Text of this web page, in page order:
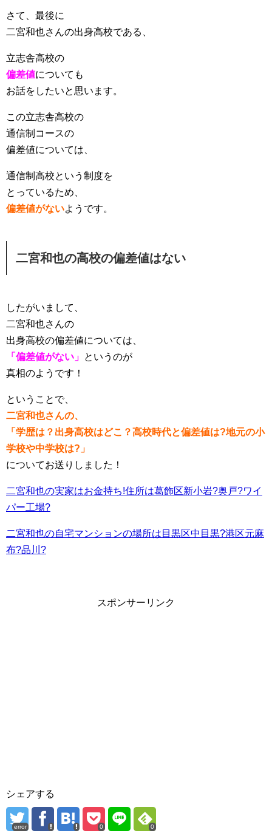
さて、最後に
二宮和也さんの出身高校である、
立志舎高校の
偏差値についても
お話をしたいと思います。
この立志舎高校の
通信制コースの
偏差値については、
通信制高校という制度を
とっているため、
偏差値がないようです。
二宮和也の高校の偏差値はない
したがいまして、
二宮和也さんの
出身高校の偏差値については、
「偏差値がない」 というのが
真相のようです！
ということで、
二宮和也さんの、
「学歴は？出身高校はどこ？高校時代と偏差値は?地元の小
学校や中学校は?」
についてお送りしました！
二宮和也の実家はお金持ち!住所は葛飾区新小岩?奥戸?ワイ
パー工場?
二宮和也の自宅マンションの場所は目黒区中目黒?港区元麻
布?品川?
スポンサーリンク
シェアする
error 0 0